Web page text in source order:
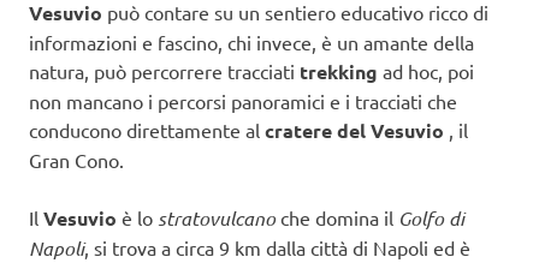
Vesuvio può contare su un sentiero educativo ricco di
informazioni e fascino, chi invece, è un amante della
natura, può percorrere tracciati trekking ad hoc, poi
non mancano i percorsi panoramici e i tracciati che
conducono direttamente al cratere del Vesuvio , il
Gran Cono.
Il Vesuvio è lo stratovulcanoche domina il Golfo di
Napoli, si trova a circa 9 km dalla città di Napoli ed è